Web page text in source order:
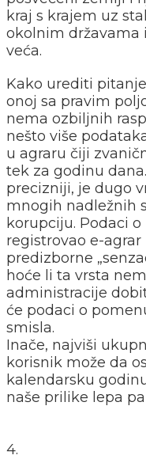
kraj s krajem uz
okolnim državama
veća.
Kako urediti
onoj sa pravim
nema ozbiljnih
nešto više
u agraru čiji
tek za godinu
precizniji, je dugo
mnogih nadležnih
korupciju. Podaci
registrovao e-
predizborne
hoće li ta vrsta
administracije
će podaci o
smisla.
Inače, najviši
korisnik može da
kalendarsku
naše prilike lepa
4.